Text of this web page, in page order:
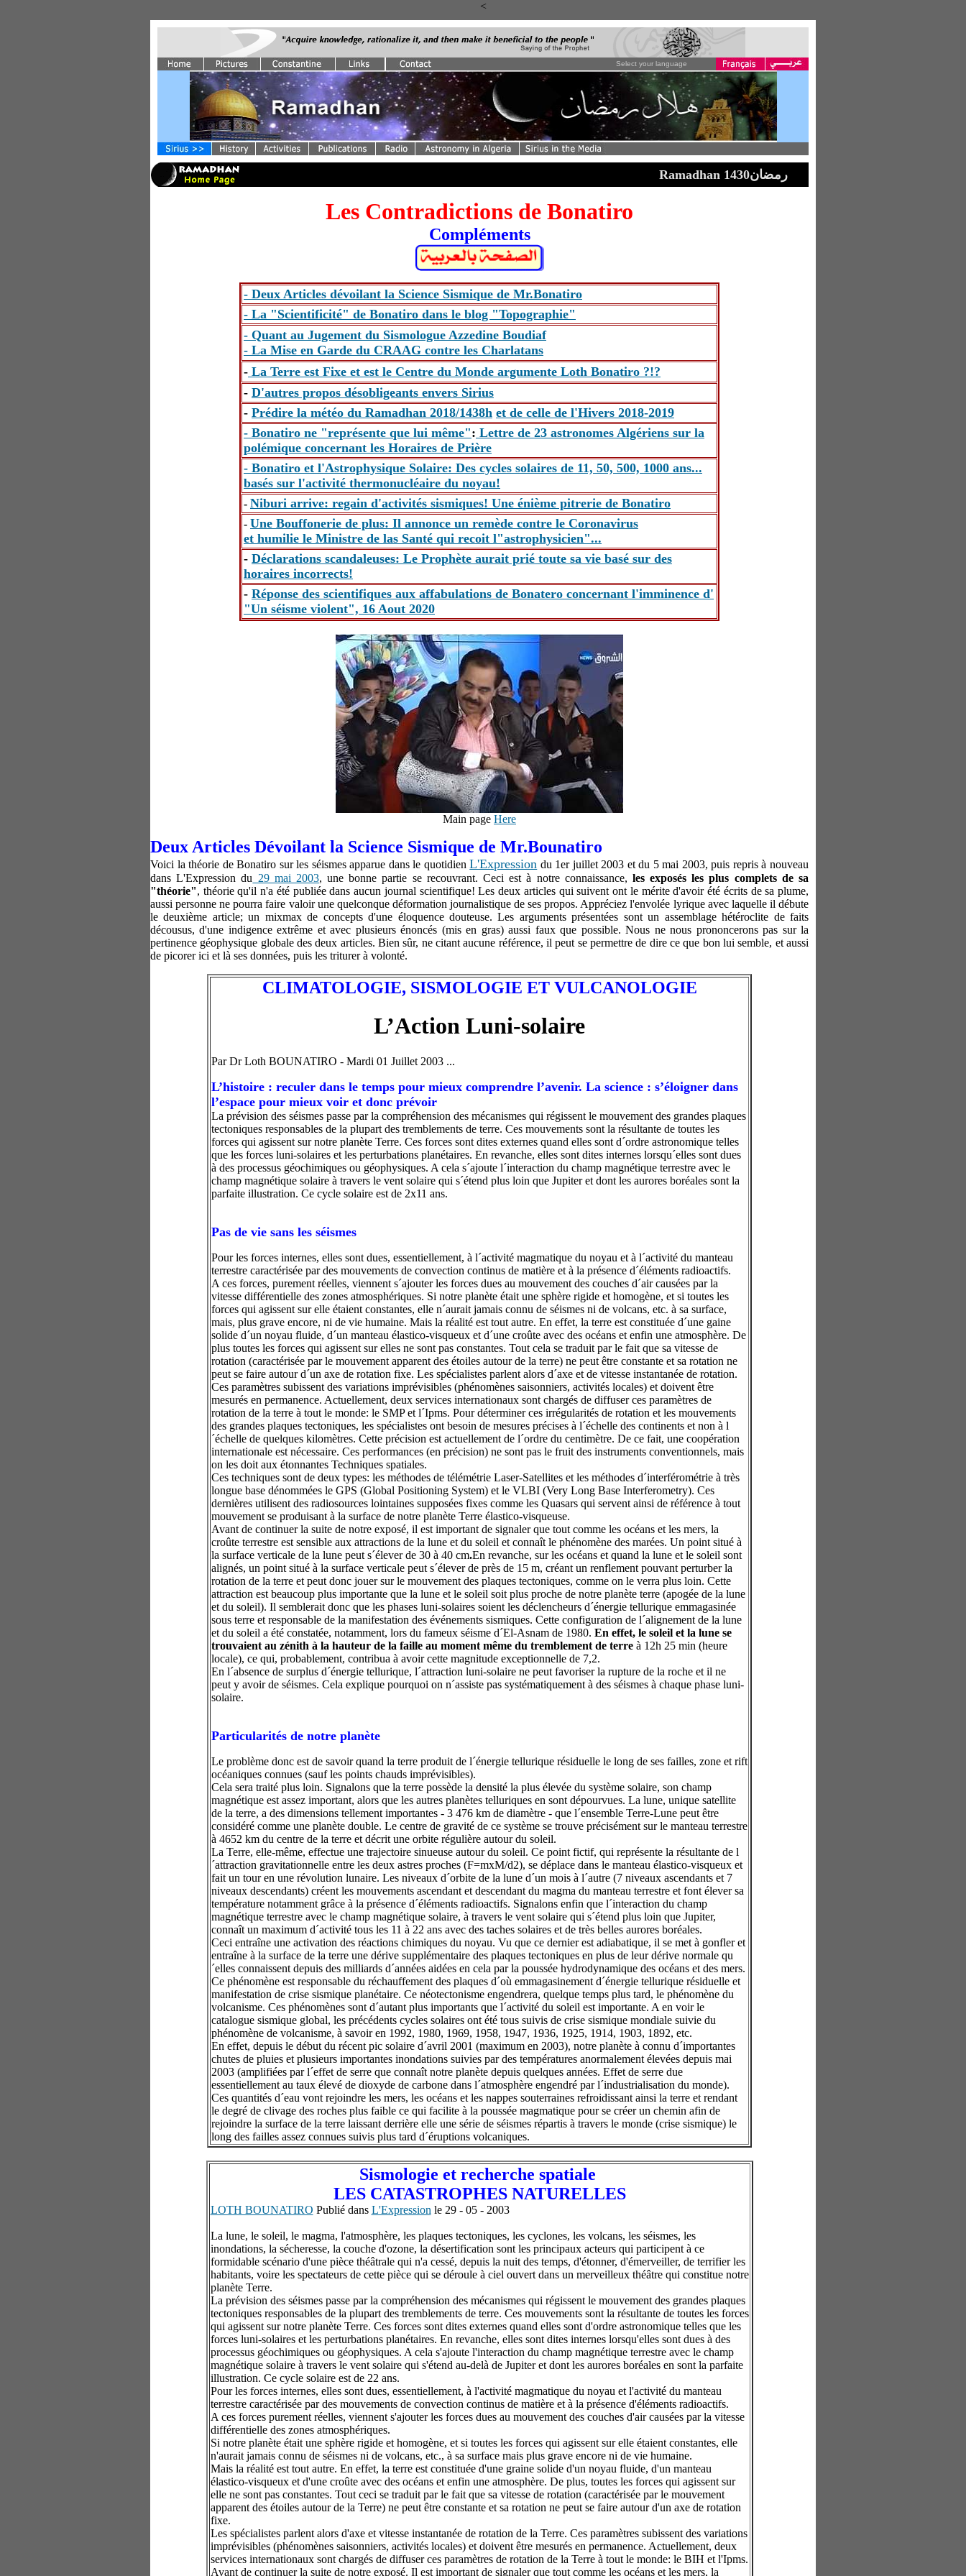
<
Select your language
Ramadhan 1430رمضان
Les Contradictions de Bonatiro
Compléments
- Deux Articles dévoilant la Science Sismique de Mr.Bonatiro
- La "Scientificité" de Bonatiro dans le blog "Topographie"
- Quant au Jugement du Sismologue Azzedine Boudiaf
- La Mise en Garde du CRAAG contre les Charlatans
- La Terre est Fixe et est le Centre du Monde argumente Loth Bonatiro ?!?
- D'autres propos désobligeants envers Sirius
- Prédire la météo du Ramadhan 2018/1438h et de celle de l'Hivers 2018-2019
- Bonatiro ne "représente que lui même": Lettre de 23 astronomes Algériens sur la
polémique concernant les Horaires de Prière
- Bonatiro et l'Astrophysique Solaire: Des cycles solaires de 11, 50, 500, 1000 ans...
basés sur l'activité thermonucléaire du noyau!
- Niburi arrive: regain d'activités sismiques! Une énième pitrerie de Bonatiro
- Une Bouffonerie de plus: Il annonce un remède contre le Coronavirus
et humilie le Ministre de las Santé qui recoit l"astrophysicien"...
- Déclarations scandaleuses: Le Prophète aurait prié toute sa vie basé sur des
horaires incorrects!
- Réponse des scientifiques aux affabulations de Bonatero concernant l'imminence d'
"Un séisme violent", 16 Aout 2020
Main page Here
Deux Articles Dévoilant la Science Sismique de Mr.Bounatiro
Voici la théorie de Bonatiro sur les séismes apparue dans le quotidienL'Expression du 1er juillet 2003 et du 5 mai 2003, puis repris à nouveau
dans L'Expression du 29 mai 2003, une bonne partie se recouvrant. Ceci est à notre connaissance, les exposés les plus complets de sa
"théorie", théorie qu'il n'a été publiée dans aucun journal scientifique! Les deux articles qui suivent ont le mérite d'avoir été écrits de sa plume,
aussi personne ne pourra faire valoir une quelconque déformation journalistique de ses propos. Appréciez l'envolée lyrique avec laquelle il débute
le deuxième article; un mixmax de concepts d'une éloquence douteuse. Les arguments présentées sont un assemblage hétéroclite de faits
décousus, d'une indigence extrême et avec plusieurs énoncés (mis en gras) aussi faux que possible. Nous ne nous prononcerons pas sur la
pertinence géophysique globale des deux articles. Bien sûr, ne citant aucune référence, il peut se permettre de dire ce que bon lui semble, et aussi
de picorer ici et là ses données, puis les triturer à volonté.
CLIMATOLOGIE, SISMOLOGIE ET VULCANOLOGIE
L’Action Luni-solaire
Par Dr Loth BOUNATIRO - Mardi 01 Juillet 2003 ...
L’histoire : reculer dans le temps pour mieux comprendre l’avenir. La science : s’éloigner dans
l’espace pour mieux voir et donc prévoir
La prévision des séismes passe par la compréhension des mécanismes qui régissent le mouvement des grandes plaques
tectoniques responsables de la plupart des tremblements de terre. Ces mouvements sont la résultante de toutes les
forces qui agissent sur notre planète Terre. Ces forces sont dites externes quand elles sont d´ordre astronomique telles
que les forces luni-solaires et les perturbations planétaires. En revanche, elles sont dites internes lorsqu´elles sont dues
à des processus géochimiques ou géophysiques. A cela s´ajoute l´interaction du champ magnétique terrestre avec le
champ magnétique solaire à travers le vent solaire qui s´étend plus loin que Jupiter et dont les aurores boréales sont la
parfaite illustration. Ce cycle solaire est de 2x11 ans.
Pas de vie sans les séismes
Pour les forces internes, elles sont dues, essentiellement, à l´activité magmatique du noyau et à l´activité du manteau
terrestre caractérisée par des mouvements de convection continus de matière et à la présence d´éléments radioactifs.
A ces forces, purement réelles, viennent s´ajouter les forces dues au mouvement des couches d´air causées par la
vitesse différentielle des zones atmosphériques. Si notre planète était une sphère rigide et homogène, et si toutes les
forces qui agissent sur elle étaient constantes, elle n´aurait jamais connu de séismes ni de volcans, etc. à sa surface,
mais, plus grave encore, ni de vie humaine. Mais la réalité est tout autre. En effet, la terre est constituée d´une gaine
solide d´un noyau fluide, d´un manteau élastico-visqueux et d´une croûte avec des océans et enfin une atmosphère. De
plus toutes les forces qui agissent sur elles ne sont pas constantes. Tout cela se traduit par le fait que sa vitesse de
rotation (caractérisée par le mouvement apparent des étoiles autour de la terre) ne peut être constante et sa rotation ne
peut se faire autour d´un axe de rotation fixe. Les spécialistes parlent alors d´axe et de vitesse instantanée de rotation.
Ces paramètres subissent des variations imprévisibles (phénomènes saisonniers, activités locales) et doivent être
mesurés en permanence. Actuellement, deux services internationaux sont chargés de diffuser ces paramètres de
rotation de la terre à tout le monde: le SMP et l´Ipms. Pour déterminer ces irrégularités de rotation et les mouvements
des grandes plaques tectoniques, les spécialistes ont besoin de mesures précises à l´échelle des continents et non à l
´échelle de quelques kilomètres. Cette précision est actuellement de l´ordre du centimètre. De ce fait, une coopération
internationale est nécessaire. Ces performances (en précision) ne sont pas le fruit des instruments conventionnels, mais
on les doit aux étonnantes Techniques spatiales.
Ces techniques sont de deux types: les méthodes de télémétrie Laser-Satellites et les méthodes d´interférométrie à très
longue base dénommées le GPS (Global Positioning System) et le VLBI (Very Long Base Interferometry). Ces
dernières utilisent des radiosources lointaines supposées fixes comme les Quasars qui servent ainsi de référence à tout
mouvement se produisant à la surface de notre planète Terre élastico-visqueuse.
Avant de continuer la suite de notre exposé, il est important de signaler que tout comme les océans et les mers, la
croûte terrestre est sensible aux attractions de la lune et du soleil et connaît le phénomène des marées. Un point situé à
la surface verticale de la lune peut s´élever de 30 à 40 cm.En revanche, sur les océans et quand la lune et le soleil sont
alignés, un point situé à la surface verticale peut s´élever de près de 15 m, créant un renflement pouvant perturber la
rotation de la terre et peut donc jouer sur le mouvement des plaques tectoniques, comme on le verra plus loin. Cette
attraction est beaucoup plus importante que la lune et le soleil soit plus proche de notre planète terre (apogée de la lune
et du soleil). Il semblerait donc que les phases luni-solaires soient les déclencheurs d´énergie tellurique emmagasinée
sous terre et responsable de la manifestation des événements sismiques. Cette configuration de l´alignement de la lune
et du soleil a été constatée, notamment, lors du fameux séisme d´El-Asnam de 1980. En effet, le soleil et la lune se
trouvaient au zénith à la hauteur de la faille au moment même du tremblement de terre à 12h 25 min (heure
locale), ce qui, probablement, contribua à avoir cette magnitude exceptionnelle de 7,2.
En l´absence de surplus d´énergie tellurique, l´attraction luni-solaire ne peut favoriser la rupture de la roche et il ne
peut y avoir de séismes. Cela explique pourquoi on n´assiste pas systématiquement à des séismes à chaque phase luni-
solaire.
Particularités de notre planète
Le problème donc est de savoir quand la terre produit de l´énergie tellurique résiduelle le long de ses failles, zone et rift
océaniques connues (sauf les points chauds imprévisibles).
Cela sera traité plus loin. Signalons que la terre possède la densité la plus élevée du système solaire, son champ
magnétique est assez important, alors que les autres planètes telluriques en sont dépourvues. La lune, unique satellite
de la terre, a des dimensions tellement importantes - 3 476 km de diamètre - que l´ensemble Terre-Lune peut être
considéré comme une planète double. Le centre de gravité de ce système se trouve précisément sur le manteau terrestre
à 4652 km du centre de la terre et décrit une orbite régulière autour du soleil.
La Terre, elle-même, effectue une trajectoire sinueuse autour du soleil. Ce point fictif, qui représente la résultante de l
´attraction gravitationnelle entre les deux astres proches (F=mxM/d2), se déplace dans le manteau élastico-visqueux et
fait un tour en une révolution lunaire. Les niveaux d´orbite de la lune d´un mois à l´autre (7 niveaux ascendants et 7
niveaux descendants) créent les mouvements ascendant et descendant du magma du manteau terrestre et font élever sa
température notamment grâce à la présence d´éléments radioactifs. Signalons enfin que l´interaction du champ
magnétique terrestre avec le champ magnétique solaire, à travers le vent solaire qui s´étend plus loin que Jupiter,
connaît un maximum d´activité tous les 11 à 22 ans avec des taches solaires et de très belles aurores boréales.
Ceci entraîne une activation des réactions chimiques du noyau. Vu que ce dernier est adiabatique, il se met à gonfler et
entraîne à la surface de la terre une dérive supplémentaire des plaques tectoniques en plus de leur dérive normale qu
´elles connaissent depuis des milliards d´années aidées en cela par la poussée hydrodynamique des océans et des mers.
Ce phénomène est responsable du réchauffement des plaques d´où emmagasinement d´énergie tellurique résiduelle et
manifestation de crise sismique planétaire. Ce néotectonisme engendrera, quelque temps plus tard, le phénomène du
volcanisme. Ces phénomènes sont d´autant plus importants que l´activité du soleil est importante. A en voir le
catalogue sismique global, les précédents cycles solaires ont été tous suivis de crise sismique mondiale suivie du
phénomène de volcanisme, à savoir en 1992, 1980, 1969, 1958, 1947, 1936, 1925, 1914, 1903, 1892, etc.
En effet, depuis le début du récent pic solaire d´avril 2001 (maximum en 2003), notre planète à connu d´importantes
chutes de pluies et plusieurs importantes inondations suivies par des températures anormalement élevées depuis mai
2003 (amplifiées par l´effet de serre que connaît notre planète depuis quelques années. Effet de serre due
essentiellement au taux élevé de dioxyde de carbone dans l´atmosphère engendré par l´industrialisation du monde).
Ces quantités d´eau vont rejoindre les mers, les océans et les nappes souterraines refroidissant ainsi la terre et rendant
le degré de clivage des roches plus faible ce qui facilite à la poussée magmatique pour se créer un chemin afin de
rejoindre la surface de la terre laissant derrière elle une série de séismes répartis à travers le monde (crise sismique) le
long des failles assez connues suivis plus tard d´éruptions volcaniques.
Sismologie et recherche spatiale
LES CATASTROPHES NATURELLES
LOTH BOUNATIRO Publié dans L'Expression le 29 - 05 - 2003
La lune, le soleil, le magma, l'atmosphère, les plaques tectoniques, les cyclones, les volcans, les séismes, les
inondations, la sécheresse, la couche d'ozone, la désertification sont les principaux acteurs qui participent à ce
formidable scénario d'une pièce théâtrale qui n'a cessé, depuis la nuit des temps, d'étonner, d'émerveiller, de terrifier les
habitants, voire les spectateurs de cette pièce qui se déroule à ciel ouvert dans un merveilleux théâtre qui constitue notre
planète Terre.
La prévision des séismes passe par la compréhension des mécanismes qui régissent le mouvement des grandes plaques
tectoniques responsables de la plupart des tremblements de terre. Ces mouvements sont la résultante de toutes les forces
qui agissent sur notre planète Terre. Ces forces sont dites externes quand elles sont d'ordre astronomique telles que les
forces luni-solaires et les perturbations planétaires. En revanche, elles sont dites internes lorsqu'elles sont dues à des
processus géochimiques ou géophysiques. A cela s'ajoute l'interaction du champ magnétique terrestre avec le champ
magnétique solaire à travers le vent solaire qui s'étend au-delà de Jupiter et dont les aurores boréales en sont la parfaite
illustration. Ce cycle solaire est de 22 ans.
Pour les forces internes, elles sont dues, essentiellement, à l'activité magmatique du noyau et l'activité du manteau
terrestre caractérisée par des mouvements de convection continus de matière et à la présence d'éléments radioactifs.
A ces forces purement réelles, viennent s'ajouter les forces dues au mouvement des couches d'air causées par la vitesse
différentielle des zones atmosphériques.
Si notre planète était une sphère rigide et homogène, et si toutes les forces qui agissent sur elle étaient constantes, elle
n'aurait jamais connu de séismes ni de volcans, etc., à sa surface mais plus grave encore ni de vie humaine.
Mais la réalité est tout autre. En effet, la terre est constituée d'une graine solide d'un noyau fluide, d'un manteau
élastico-visqueux et d'une croûte avec des océans et enfin une atmosphère. De plus, toutes les forces qui agissent sur
elle ne sont pas constantes. Tout ceci se traduit par le fait que sa vitesse de rotation (caractérisée par le mouvement
apparent des étoiles autour de la Terre) ne peut être constante et sa rotation ne peut se faire autour d'un axe de rotation
fixe.
Les spécialistes parlent alors d'axe et vitesse instantanée de rotation de la Terre. Ces paramètres subissent des variations
imprévisibles (phénomènes saisonniers, activités locales) et doivent être mesurés en permanence. Actuellement, deux
services internationaux sont chargés de diffuser ces paramètres de rotation de la Terre à tout le monde: le BIH et l'Ipms.
Avant de continuer la suite de notre exposé. Il est important de signaler que tout comme les océans et les mers, la